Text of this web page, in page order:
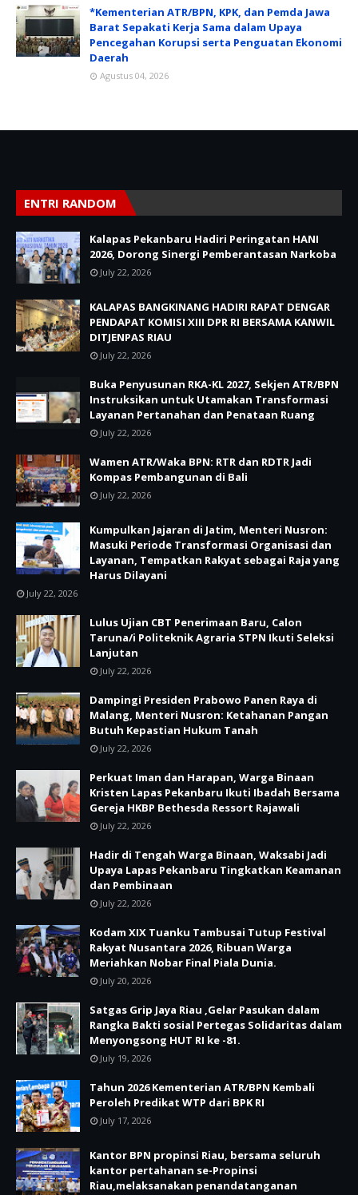
*Kementerian ATR/BPN, KPK, dan Pemda Jawa
Barat Sepakati Kerja Sama dalam Upaya
Pencegahan Korupsi serta Penguatan Ekonomi
Daerah
Agustus 04, 2026
ENTRI RANDOM
Kalapas Pekanbaru Hadiri Peringatan HANI
2026, Dorong Sinergi Pemberantasan Narkoba
July 22, 2026
KALAPAS BANGKINANG HADIRI RAPAT DENGAR
PENDAPAT KOMISI XIII DPR RI BERSAMA KANWIL
DITJENPAS RIAU
July 22, 2026
Buka Penyusunan RKA-KL 2027, Sekjen ATR/BPN
Instruksikan untuk Utamakan Transformasi
Layanan Pertanahan dan Penataan Ruang
July 22, 2026
Wamen ATR/Waka BPN: RTR dan RDTR Jadi
Kompas Pembangunan di Bali
July 22, 2026
Kumpulkan Jajaran di Jatim, Menteri Nusron:
Masuki Periode Transformasi Organisasi dan
Layanan, Tempatkan Rakyat sebagai Raja yang
Harus Dilayani
July 22, 2026
Lulus Ujian CBT Penerimaan Baru, Calon
Taruna/i Politeknik Agraria STPN Ikuti Seleksi
Lanjutan
July 22, 2026
Dampingi Presiden Prabowo Panen Raya di
Malang, Menteri Nusron: Ketahanan Pangan
Butuh Kepastian Hukum Tanah
July 22, 2026
Perkuat Iman dan Harapan, Warga Binaan
Kristen Lapas Pekanbaru Ikuti Ibadah Bersama
Gereja HKBP Bethesda Ressort Rajawali
July 22, 2026
Hadir di Tengah Warga Binaan, Waksabi Jadi
Upaya Lapas Pekanbaru Tingkatkan Keamanan
dan Pembinaan
July 22, 2026
Kodam XIX Tuanku Tambusai Tutup Festival
Rakyat Nusantara 2026, Ribuan Warga
Meriahkan Nobar Final Piala Dunia.
July 20, 2026
Satgas Grip Jaya Riau ,Gelar Pasukan dalam
Rangka Bakti sosial Pertegas Solidaritas dalam
Menyongsong HUT RI ke -81.
July 19, 2026
Tahun 2026 Kementerian ATR/BPN Kembali
Peroleh Predikat WTP dari BPK RI
July 17, 2026
Kantor BPN propinsi Riau, bersama seluruh
kantor pertahanan se-Propinsi
Riau,melaksanakan penandatanganan